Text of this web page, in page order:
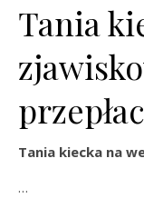
Tania
Tania kiecka na
…